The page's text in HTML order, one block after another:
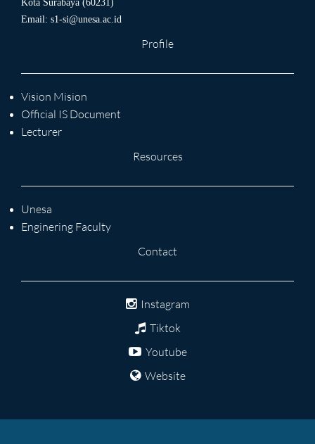
Kota Surabaya (60231)
Email: s1-si@unesa.ac.id
Profile
Vision Mision
Official IS Document
Lecturer
Resources
Unesa
Enginering Faculty
Contact
Instagram
Tiktok
Youtube
Website